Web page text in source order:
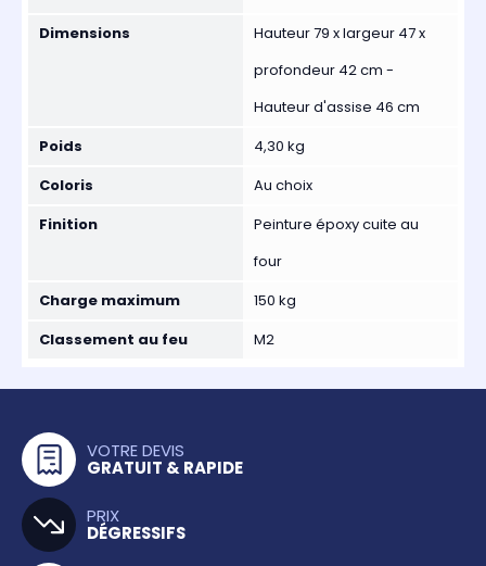
Dimensions
Hauteur 79 x largeur 47 x
profondeur 42 cm -
Hauteur d'assise 46 cm
Poids
4,30 kg
Coloris
Au choix
Finition
Peinture époxy cuite au
four
Charge maximum
150 kg
Classement au feu
M2
VOTRE DEVIS
GRATUIT & RAPIDE
PRIX
DÉGRESSIFS